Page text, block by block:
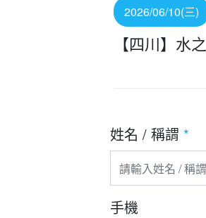
2026/06/10(三)
【四川】水
姓名 / 稱謂 *
手機